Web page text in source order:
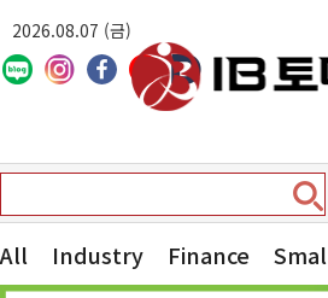
2026.08.07 (금)
All Industry Finance